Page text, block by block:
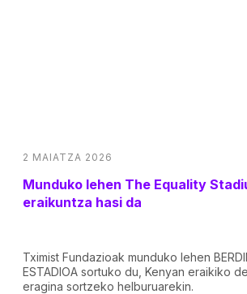
2 MAIATZA 2026
Munduko lehen The Equality
eraikuntza hasi da
Tximist Fundazioak munduko lehen
ESTADIOA sortuko du, Kenyan eraikiko
eragina sortzeko helburuarekin.